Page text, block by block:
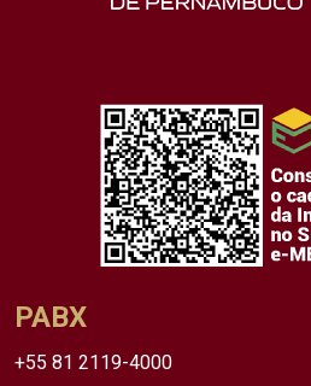
PABX
+55 81 2119-4000